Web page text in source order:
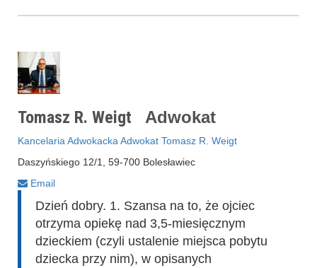
Tomasz R. Weigt Adwokat
Kancelaria Adwokacka Adwokat Tomasz R. Weigt
Daszyńskiego 12/1, 59-700 Bolesławiec
Email
Dzień dobry. 1. Szansa na to, że ojciec
otrzyma opiekę nad 3,5-miesięcznym
dzieckiem (czyli ustalenie miejsca pobytu
dziecka przy nim), w opisanych